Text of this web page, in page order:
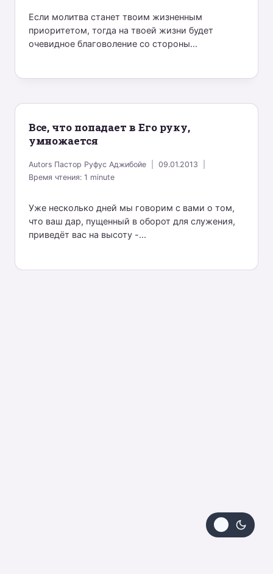
Если молитва станет твоим жизненным
приоритетом, тогда на твоей жизни будет
очевидное благоволение со стороны...
Все, что попадает в Его руку,
умножается
Autors Пастор Руфус Аджибойе
09.01.2013
Время чтения:1 minute
Уже несколько дней мы говорим с вами о том,
что ваш дар, пущенный в оборот для служения,
приведёт вас на высоту -...